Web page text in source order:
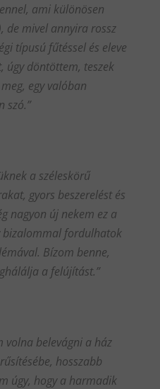
ami különösen
de mivel annyira rossz
típusú fűtéssel és eleve
úgy döntöttem, teszek
egy valóban
szó.”
a széleskörű
gyors beszerelést és
nagyon új nekem ez a
bizalommal fordulhatok
Bízom benne,
a felújítást.”
volna belevágni a ház
hosszabb
úgy, hogy a harmadik